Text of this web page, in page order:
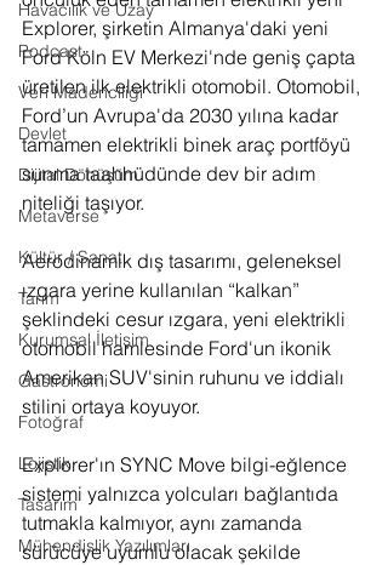
Havacılık ve Uzay
Podcast
Veri Madenciliği
Devlet
Dijital Dönüşüm
Metaverse
Kültür / Sanat
Tarım
Kurumsal İletişim
Gastronomi
Fotoğraf
Lojistik
Tasarım
Mühendislik Yazılımları
Explorer, şirketin Almanya'daki yeni
Ford Köln EV Merkezi'nde geniş çapta
üretilen ilk elektrikli otomobil. Otomobil,
Ford’un Avrupa'da 2030 yılına kadar
tamamen elektrikli binek araç portföyü
sunma taahhüdünde dev bir adım
niteliği taşıyor.
Aerodinamik dış tasarımı, geleneksel
ızgara yerine kullanılan “kalkan”
şeklindeki cesur ızgara, yeni elektrikli
otomobil hamlesinde Ford'un ikonik
Amerikan SUV'sinin ruhunu ve iddialı
stilini ortaya koyuyor.
Explorer'ın SYNC Move bilgi-eğlence
sistemi yalnızca yolcuları bağlantıda
tutmakla kalmıyor, aynı zamanda
sürücüye uyumlu olacak şekilde